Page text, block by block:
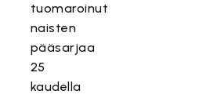
tuomaroinut
naisten
pääsarjaa
25
kaudella